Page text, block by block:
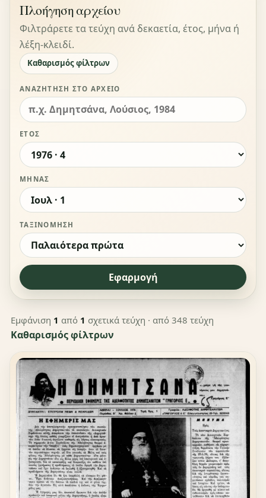
Πλοήγηση αρχείου
Φιλτράρετε τα τεύχη ανά δεκαετία, έτος, μήνα ή
λέξη-κλειδί.
Καθαρισμός φίλτρων
ΑΝΑΖΉΤΗΣΗ ΣΤΟ ΑΡΧΕΊΟ
ΈΤΟΣ
ΜΉΝΑΣ
ΤΑΞΙΝΌΜΗΣΗ
Εφαρμογή
Εμφάνιση 1 από 1 σχετικά τεύχη · από 348 τεύχη
Καθαρισμός φίλτρων